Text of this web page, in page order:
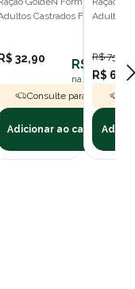
10,1 kg
Grátis
Castrados Frango 1kg
R$ 32,90 R$ 29,61
na assinatura
Consulte para Frete
Adicionar ao carrinho
Adultos
R$ 75,90
R$